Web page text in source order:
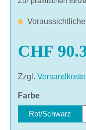
CHF
Zzgl.
Farbeauswählen
Rot/Schwarz